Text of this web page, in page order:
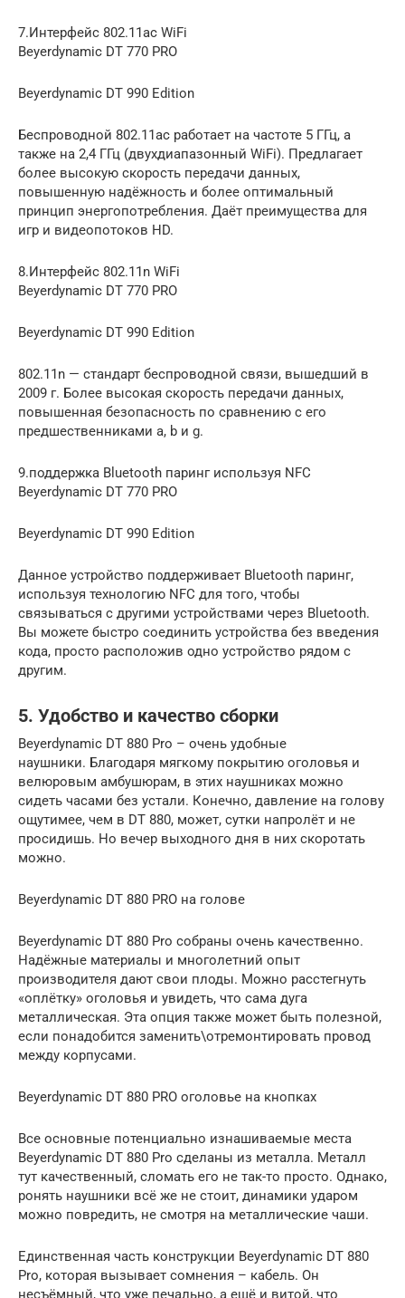
7.Интерфейс 802.11ac WiFi
Beyerdynamic DT 770 PRO
Beyerdynamic DT 990 Edition
Беспроводной 802.11ac работает на частоте 5 ГГц, а
также на 2,4 ГГц (двухдиапазонный WiFi). Предлагает
более высокую скорость передачи данных,
повышенную надёжность и более оптимальный
принцип энергопотребления. Даёт преимущества для
игр и видеопотоков HD.
8.Интерфейс 802.11n WiFi
Beyerdynamic DT 770 PRO
Beyerdynamic DT 990 Edition
802.11n — стандарт беспроводной связи, вышедший в
2009 г. Более высокая скорость передачи данных,
повышенная безопасность по сравнению с его
предшественниками a, b и g.
9.поддержка Bluetooth паринг используя NFC
Beyerdynamic DT 770 PRO
Beyerdynamic DT 990 Edition
Данное устройство поддерживает Bluetooth паринг,
используя технологию NFC для того, чтобы
связываться с другими устройствами через Bluetooth.
Вы можете быстро соединить устройства без введения
кода, просто расположив одно устройство рядом с
другим.
5. Удобство и качество сборки
Beyerdynamic DT 880 Pro – очень удобные
наушники. Благодаря мягкому покрытию оголовья и
велюровым амбушюрам, в этих наушниках можно
сидеть часами без устали. Конечно, давление на голову
ощутимее, чем в DT 880, может, сутки напролёт и не
просидишь. Но вечер выходного дня в них скоротать
можно.
Beyerdynamic DT 880 PRO на голове
Beyerdynamic DT 880 Pro собраны очень качественно.
Надёжные материалы и многолетний опыт
производителя дают свои плоды. Можно расстегнуть
«оплётку» оголовья и увидеть, что сама дуга
металлическая. Эта опция также может быть полезной,
если понадобится заменить\отремонтировать провод
между корпусами.
Beyerdynamic DT 880 PRO оголовье на кнопках
Все основные потенциально изнашиваемые места
Beyerdynamic DT 880 Pro сделаны из металла. Металл
тут качественный, сломать его не так-то просто. Однако,
ронять наушники всё же не стоит, динамики ударом
можно повредить, не смотря на металлические чаши.
Единственная часть конструкции Beyerdynamic DT 880
Pro, которая вызывает сомнения – кабель. Он
несъёмный, что уже печально, а ещё и витой, что